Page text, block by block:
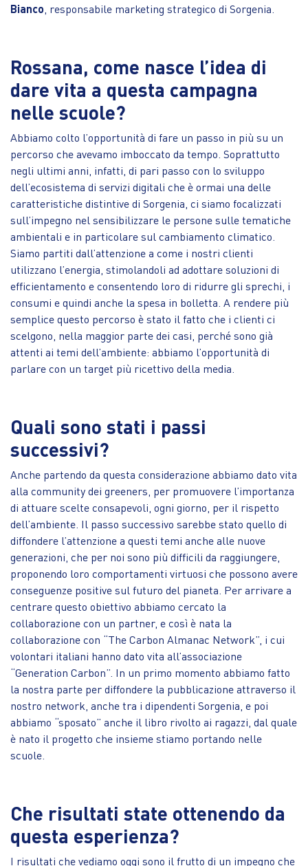
Bianco , responsabile marketing strategico di Sorgenia.
Rossana, come nasce l’idea di
dare vita a questa campagna
nelle scuole?
Abbiamo colto l’opportunità di fare un passo in più su un
percorso che avevamo imboccato da tempo. Soprattutto
negli ultimi anni, infatti, di pari passo con lo sviluppo
dell’ecosistema di servizi digitali che è ormai una delle
caratteristiche distintive di Sorgenia, ci siamo focalizzati
sull’impegno nel sensibilizzare le persone sulle tematiche
ambientali e in particolare sul cambiamento climatico.
Siamo partiti dall’attenzione a come i nostri clienti
utilizzano l’energia, stimolandoli ad adottare soluzioni di
efficientamento e consentendo loro di ridurre gli sprechi, i
consumi e quindi anche la spesa in bolletta. A rendere più
semplice questo percorso è stato il fatto che i clienti ci
scelgono, nella maggior parte dei casi, perché sono già
attenti ai temi dell’ambiente: abbiamo l’opportunità di
parlare con un target più ricettivo della media.
Quali sono stati i passi
successivi?
Anche partendo da questa considerazione abbiamo dato vita
alla community dei greeners, per promuovere l’importanza
di attuare scelte consapevoli, ogni giorno, per il rispetto
dell’ambiente. Il passo successivo sarebbe stato quello di
diffondere l’attenzione a questi temi anche alle nuove
generazioni, che per noi sono più difficili da raggiungere,
proponendo loro comportamenti virtuosi che possono avere
conseguenze positive sul futuro del pianeta. Per arrivare a
centrare questo obiettivo abbiamo cercato la
collaborazione con un partner, e così è nata la
collaborazione con “The Carbon Almanac Network”, i cui
volontari italiani hanno dato vita all’associazione
“Generation Carbon”. In un primo momento abbiamo fatto
la nostra parte per diffondere la pubblicazione attraverso il
nostro network, anche tra i dipendenti Sorgenia, e poi
abbiamo “sposato” anche il libro rivolto ai ragazzi, dal quale
è nato il progetto che insieme stiamo portando nelle
scuole.
Che risultati state ottenendo da
questa esperienza?
I risultati che vediamo oggi sono il frutto di un impegno che